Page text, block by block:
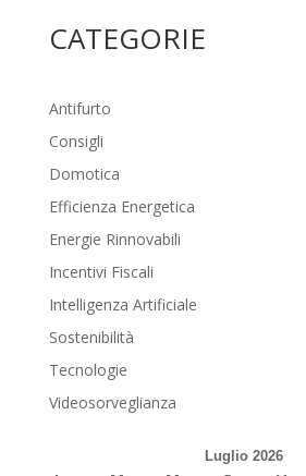
CATEGORIE
Antifurto
Consigli
Domotica
Efficienza Energetica
Energie Rinnovabili
Incentivi Fiscali
Intelligenza Artificiale
Sostenibilità
Tecnologie
Videosorveglianza
Luglio 2026